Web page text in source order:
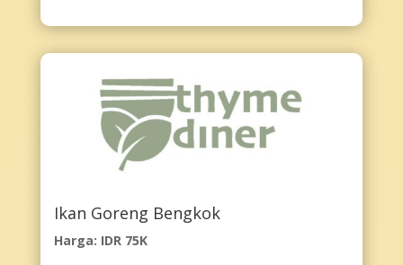
Ikan Goreng Bengkok
Harga: IDR 75K